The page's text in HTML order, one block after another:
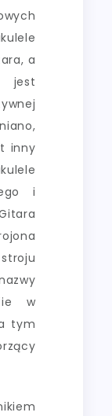
a
inny
i
w
tym